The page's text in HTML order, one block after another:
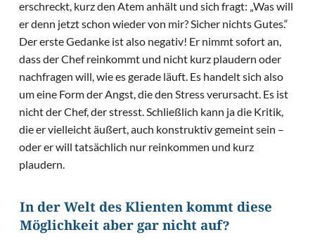
erschreckt, kurz den Atem anhält und sich fragt: „Was will
er denn jetzt schon wieder von mir? Sicher nichts Gutes.“
Der erste Gedanke ist also negativ! Er nimmt sofort an,
dass der Chef reinkommt und nicht kurz plaudern oder
nachfragen will, wie es gerade läuft. Es handelt sich also
um eine Form der Angst, die den Stress verursacht. Es ist
nicht der Chef, der stresst. Schließlich kann ja die Kritik,
die er vielleicht äußert, auch konstruktiv gemeint sein –
oder er will tatsächlich nur reinkommen und kurz
plaudern.
In der Welt des Klienten kommt diese
Möglichkeit aber gar nicht auf?